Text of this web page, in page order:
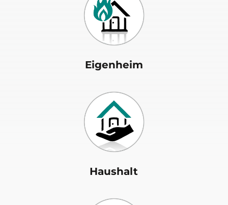
Eigenheim
Haushalt